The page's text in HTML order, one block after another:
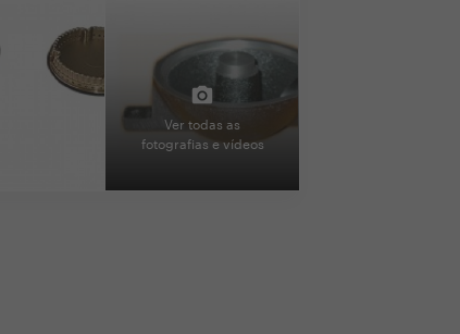
Ver todas as
fotografias e vídeos